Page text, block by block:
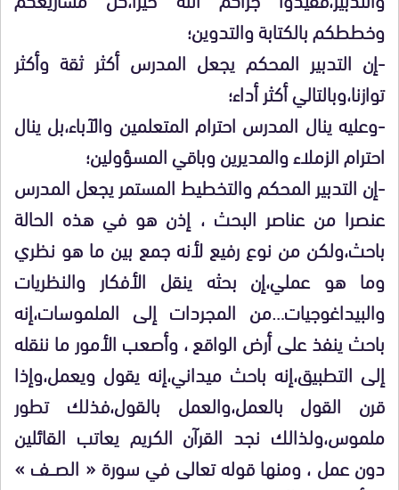
وخططكم بالكتابة والتدوين؛
-إن التدبير المحكم يجعل المدرس أكثر ثقة وأكثر
توازنا،وبالتالي أكثر أداء؛
-وعليه ينال المدرس احترام المتعلمين والآباء،بل ينال
احترام الزملاء والمديرين وباقي المسؤولين؛
-إن التدبير المحكم والتخطيط المستمر يجعل المدرس
عنصرا من عناصر البحث ، إذن هو في هذه الحالة
باحث،ولكن من نوع رفيع لأنه جمع بين ما هو نظري
وما هو عملي،إن بحثه ينقل الأفكار والنظريات
والبيداغوجيات…من المجردات إلى الملموسات،إنه
باحث ينفذ على أرض الواقع ، وأصعب الأمور ما ننقله
إلى التطبيق،إنه باحث ميداني،إنه يقول ويعمل،وإذا
قرن القول بالعمل،والعمل بالقول،فذلك تطور
ملموس،ولذالك نجد القرآن الكريم يعاتب القائلين
دون عمل ، ومنها قوله تعالى في سورة « الصـــف »